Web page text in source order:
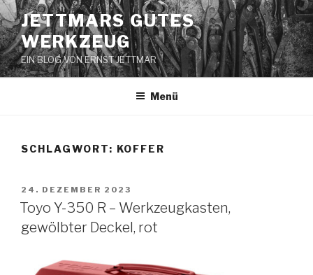
Zum
Inhalt
springen
JETTMARS GUTES
WERKZEUG
EIN BLOG VON ERNST JETTMAR
Menü
SCHLAGWORT: KOFFER
VERÖFFENTLICHT
AM
24. DEZEMBER 2023
Toyo Y-350 R – Werkzeugkasten,
gewölbter Deckel, rot